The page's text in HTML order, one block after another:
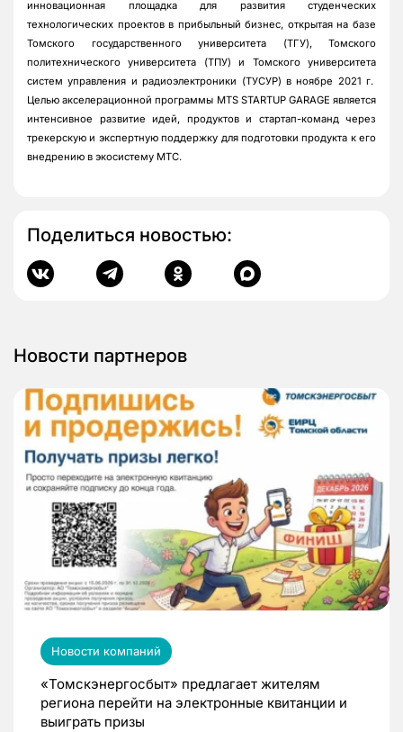
инновационная площадка для развития студенческих
технологических проектов в прибыльный бизнес, открытая на базе
Томского государственного университета (ТГУ), Томского
политехнического университета (ТПУ) и Томского университета
систем управления и радиоэлектроники (ТУСУР) в ноябре 2021 г.
Целью акселерационной программы MTS STARTUP GARAGE является
интенсивное развитие идей, продуктов и стартап-команд через
трекерскую и экспертную поддержку для подготовки продукта к его
внедрению в экосистему МТС.
Поделиться новостью:
Новости партнеров
Новости компаний
«Томскэнергосбыт» предлагает жителям
региона перейти на электронные квитанции и
выиграть призы